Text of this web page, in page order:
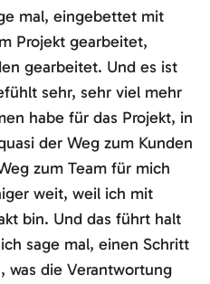
mal, eingebettet mit
Projekt gearbeitet,
gearbeitet. Und es ist
sehr, sehr viel mehr
habe für das Projekt, in
der Weg zum Kunden
zum Team für mich
weit, weil ich mit
bin. Und das führt halt
sage mal, einen Schritt
was die Verantwortung